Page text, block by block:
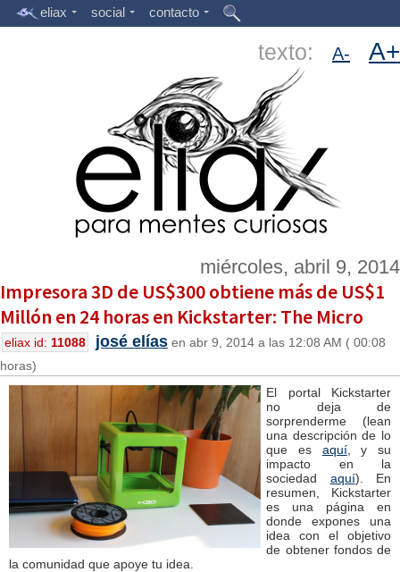
eliax social contacto
texto: A- A+
miércoles, abril 9, 2014
Impresora 3D de US$300 obtiene más de US$1
Millón en 24 horas en Kickstarter: The Micro
eliax id: 11088 josé elías en abr 9, 2014 a las 12:08 AM ( 00:08
horas)
El portal Kickstarter
no deja de
sorprenderme (lean
una descripción de lo
que es aquí, y su
impacto en la
sociedad aquí). En
resumen, Kickstarter
es una página en
donde expones una
idea con el objetivo
de obtener fondos de
la comunidad que apoye tu idea.